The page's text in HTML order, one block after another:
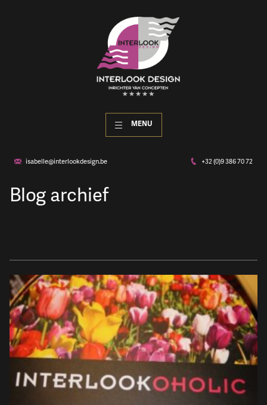
MENU
isabelle@interlookdesign.be +32 (0)9 386 70 72
Blog archief